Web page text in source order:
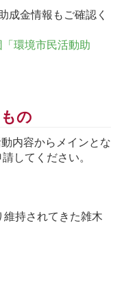
成金情報もご確認く
環境市民活動助
の
内容からメインとな
してください。
持されてきた雑木